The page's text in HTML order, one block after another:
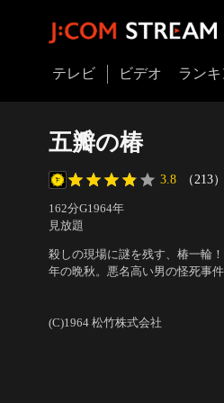
テレビ ビデオ ラン
五瓣の椿
3.8 （213）
162分G1964年
見放題
殺しの現場に謎を残す、椿一輪
年の晩秋。悪名高い男の怪死事
(C)1964 松竹株式会社